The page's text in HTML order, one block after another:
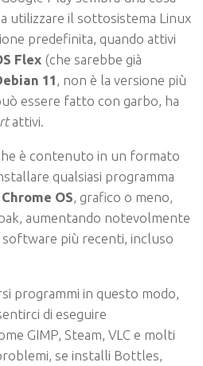
utilizzare il sottosistema Linux
predefinita, quando attivi
Flex (che sarebbe già
11, non è la versione più
essere fatto con garbo, ha
attivi.
è contenuto in un formato
qualsiasi programma
Chrome OS, grafico o meno,
aumentando notevolmente
software più recenti, incluso
programmi in questo modo,
di eseguire
GIMP, Steam, VLC e molti
se installi Bottles,